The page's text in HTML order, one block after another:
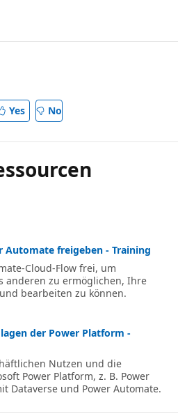
Yes No
Automate freigeben - Training
Cloud-Flow frei, um
anderen zu ermöglichen, Ihre
bearbeiten zu können.
der Power Platform -
Nutzen und die
Power Platform, z. B. Power
Dataverse und Power Automate.